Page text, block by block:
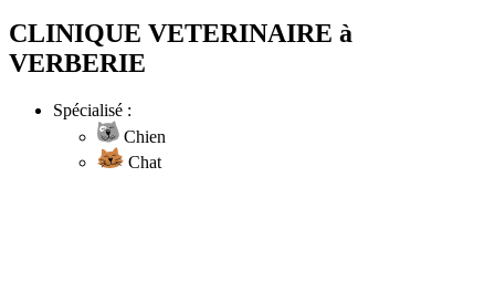
CLINIQUE VETERINAIRE à
VERBERIE
Spécialisé :
Chien
Chat